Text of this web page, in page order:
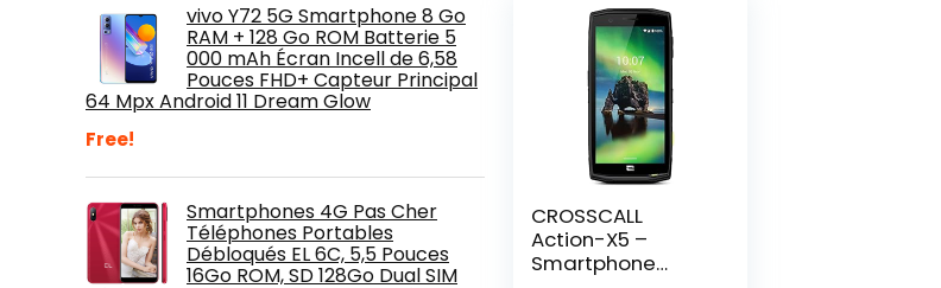
vivo Y72 5G Smartphone 8 Go
RAM + 128 Go ROM Batterie 5
000 mAh Écran Incell de 6,58
Pouces FHD+ Capteur Principal
64 Mpx Android 11 Dream Glow
Free!
Smartphones 4G Pas Cher
Téléphones Portables
Débloqués EL 6C, 5,5 Pouces
16Go ROM, SD 128Go Dual SIM
CROSSCALL
Action-X5 –
Smartphone